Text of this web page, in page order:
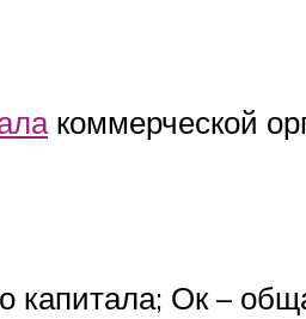
коммерческой
капитала; Ок –